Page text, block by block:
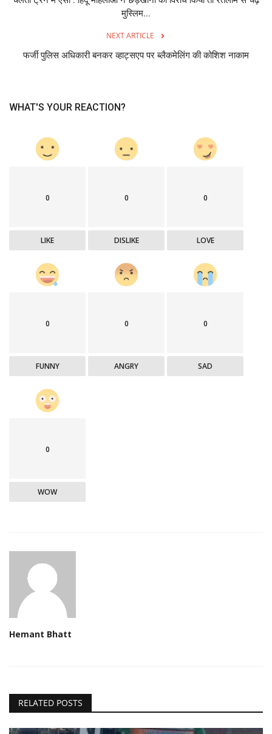
मुस्लिम...
NEXT ARTICLE
फर्जी पुलिस अधिकारी बनकर व्हाट्सएप पर ब्लैकमेलिंग की कोशिश नाकाम
WHAT'S YOUR REACTION?
0
LIKE
0
DISLIKE
0
LOVE
0
FUNNY
0
ANGRY
0
SAD
0
WOW
Hemant Bhatt
RELATED POSTS